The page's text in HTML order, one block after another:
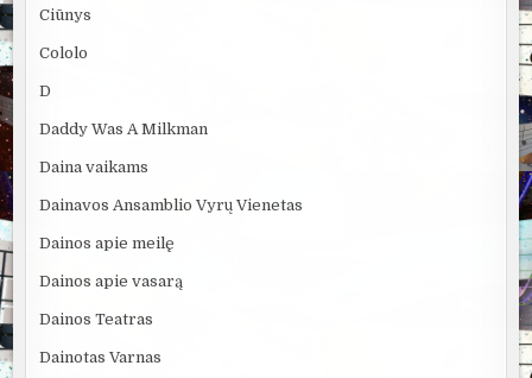
Ciūnys
Cololo
D
Daddy Was A Milkman
Daina vaikams
Dainavos Ansamblio Vyrų Vienetas
Dainos apie meilę
Dainos apie vasarą
Dainos Teatras
Dainotas Varnas